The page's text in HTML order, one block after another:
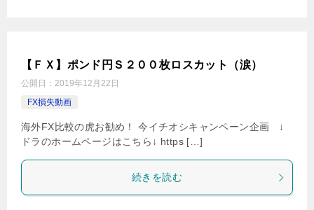
【ＦＸ】ポンド円Ｓ２００枚ロスカット（涙）
公開日： 2019年12月22日
FX損失動画
海外FX比較の虎お勧め！ 今イチオシキャンペーン企画 ↓
ドラのホームページはこちら↓ https […]
続きを読む